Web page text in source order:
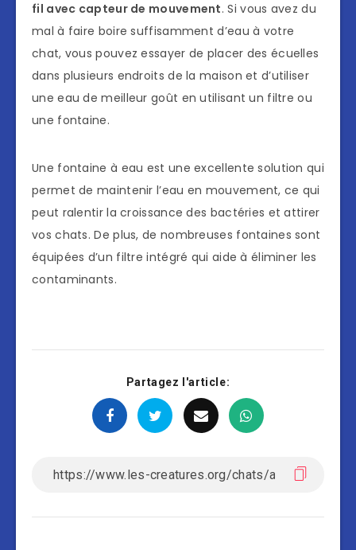
fil avec capteur de mouvement. Si vous avez du
mal à faire boire suffisamment d’eau à votre
chat, vous pouvez essayer de placer des écuelles
dans plusieurs endroits de la maison et d’utiliser
une eau de meilleur goût en utilisant un filtre ou
une fontaine.
Une fontaine à eau est une excellente solution qui
permet de maintenir l’eau en mouvement, ce qui
peut ralentir la croissance des bactéries et attirer
vos chats. De plus, de nombreuses fontaines sont
équipées d’un filtre intégré qui aide à éliminer les
contaminants.
Partagez l'article: